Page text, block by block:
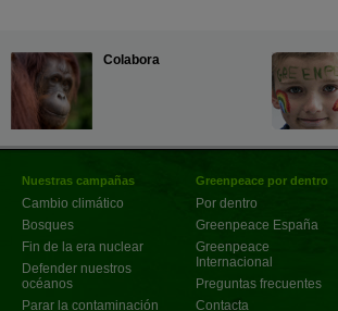
Colabora
Nuestras campañas
Cambio climático
Bosques
Fin de la era nuclear
Defender nuestros
océanos
Parar la contaminación
Greenpeace por dentro
Por dentro
Greenpeace España
Greenpeace
Internacional
Preguntas frecuentes
Contacta